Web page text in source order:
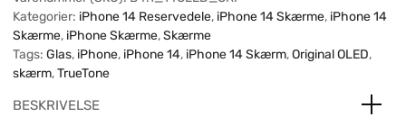
Kategorier: iPhone 14 Reservedele, iPhone 14 Skærme, iPhone 14
Skærme, iPhone Skærme,Skærme
Tags: Glas, iPhone, iPhone 14, iPhone 14 Skærm,Original OLED,
skærm,TrueTone
BESKRIVELSE